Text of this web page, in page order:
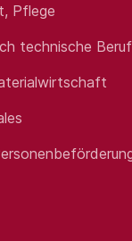
Pflege
technische